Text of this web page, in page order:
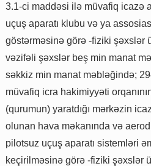
3.1-ci maddəsi ilə müvafiq icazə
uçuş aparatı klubu və ya
göstərməsinə görə -fiziki şəxslər
vəzifəli şəxslər beş min manat
səkkiz min manat məbləğində;
müvafiq icra hakimiyyəti
(qurumun) yaratdığı mərkəzin
olunan hava məkanında və
pilotsuz uçuş aparatı sistemləri
keçirilməsinə görə -fiziki şəxslər